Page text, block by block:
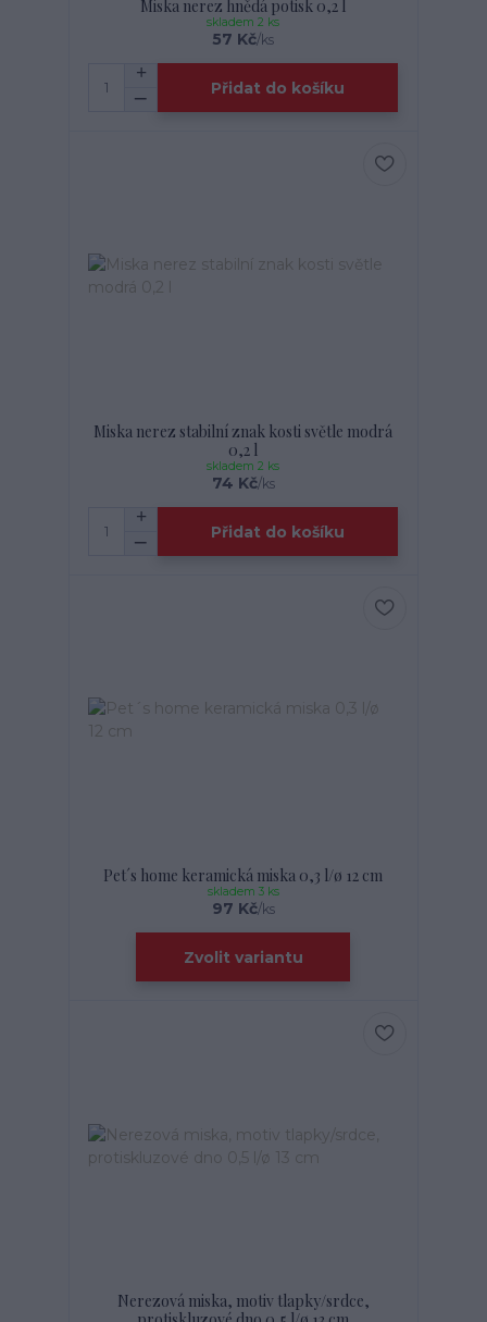
Miska nerez hnědá potisk 0,2 l
57 Kč/ks
skladem 2 ks
Přidat do košíku
Miska nerez stabilní znak kosti světle modrá
0,2 l
74 Kč/ks
skladem 2 ks
Přidat do košíku
Pet´s home keramická miska 0,3 l/ø 12 cm
97 Kč/ks
skladem 3 ks
Zvolit variantu
Nerezová miska, motiv tlapky/srdce,